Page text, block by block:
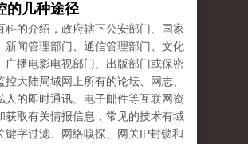
的几种途径
科的介绍，政府辖下公安部门、国家
新闻管理部门、通信管理部门、文化
广播电影电视部门、出版部门或保密
控大陆局域网上所有的论坛、网志、
人的即时通讯、电子邮件等互联网资
获取有关情报信息，常见的技术有域
键字过滤、网络嗅探、网关IP封锁和